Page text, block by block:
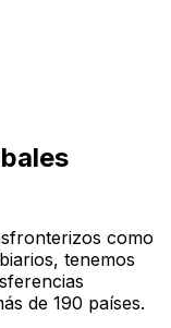
como
tenemos
de 190 países.